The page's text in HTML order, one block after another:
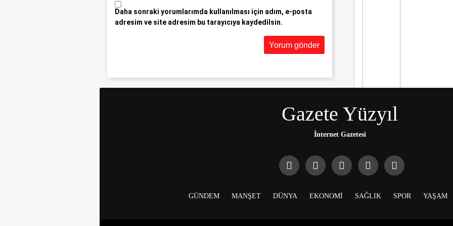
Daha sonraki yorumlarımda kullanılması için adım, e-posta
adresim ve site adresim bu tarayıcıya kaydedilsin.
Gazete Yüzyıl
İnternet Gazetesi
GÜNDEM MANŞET DÜNYA EKONOMI SAĞLIK SPOR YAŞAM